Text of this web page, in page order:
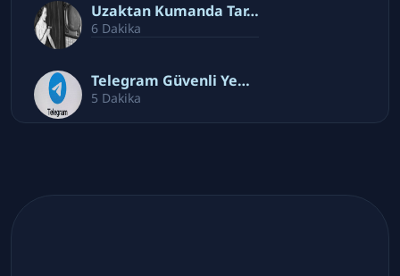
Uzaktan Kumanda Tar…
6 Dakika
Telegram Güvenli Ye…
5 Dakika